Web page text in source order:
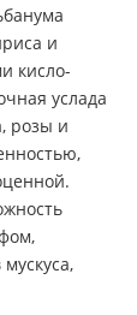
и
кисло-
услада
розы и